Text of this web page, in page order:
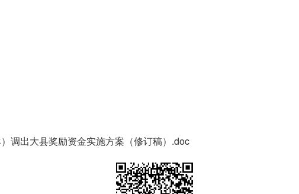
调出大县奖励资金实施方案（修订稿）.doc